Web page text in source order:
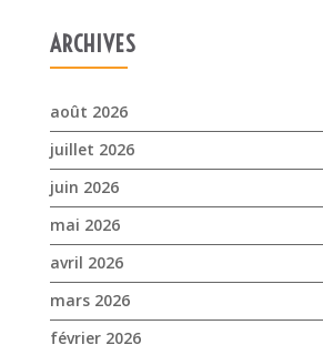
ARCHIVES
août 2026
juillet 2026
juin 2026
mai 2026
avril 2026
mars 2026
février 2026